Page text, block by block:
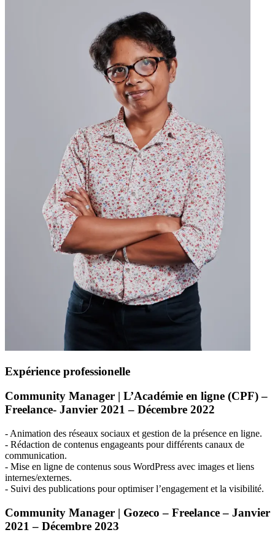
Expérience professionelle
Community Manager | L’Académie en ligne (CPF) –
Freelance- Janvier 2021 – Décembre 2022
- Animation des réseaux sociaux et gestion de la présence en ligne.
- Rédaction de contenus engageants pour différents canaux de
communication.
- Mise en ligne de contenus sous WordPress avec images et liens
internes/externes.
- Suivi des publications pour optimiser l’engagement et la visibilité.
Community Manager | Gozeco – Freelance – Janvier
2021 – Décembre 2023